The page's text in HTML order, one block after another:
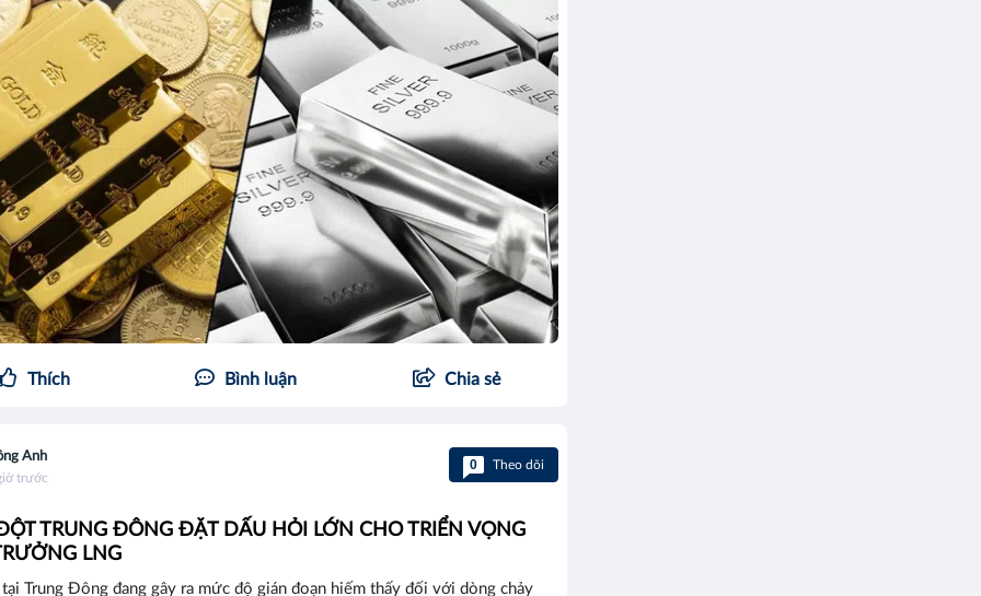
Thích Bình luận Chia sẻ
Anh
trước
0 Theo dõi
TRUNG ĐÔNG ĐẶT DẤU HỎI LỚN CHO TRIỂN VỌNG
LNG
Trung Đông đang gây ra mức độ gián đoạn hiếm thấy đối với dòng chảy